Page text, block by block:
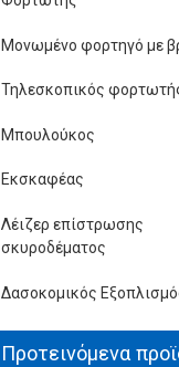
Μονωμένο φορτηγό με
Τηλεσκοπικός
Μπουλούκος
Εκσκαφέας
Λέιζερ επίστρωσης
σκυροδέματος
Δασοκομικός
Προτεινόμενα